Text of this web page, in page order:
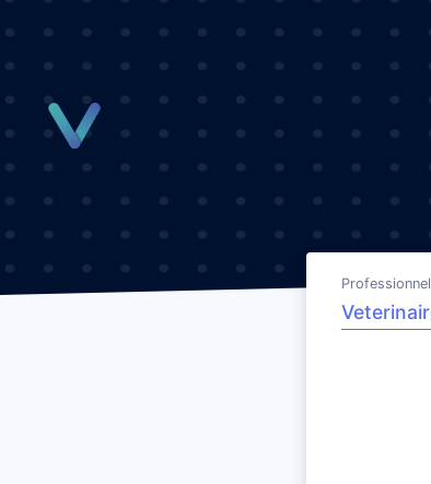
Professionnel